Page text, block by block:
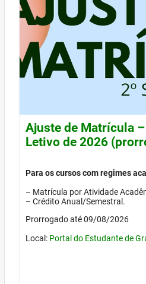
Ajuste de Matrícula
Letivo de 2026
Para os cursos com regimes
– Matrícula por Atividade
– Crédito Anual/Semestral.
Prorrogado até 09/08/2026
Local: Portal do Estudante de